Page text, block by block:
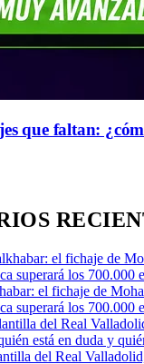
que faltan:
el fichaje de
superará los 700.000
el fichaje de
superará los 700.000
del Real
está en duda y
del Real